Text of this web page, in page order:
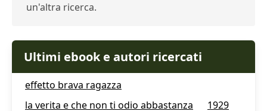
un'altra ricerca.
Ultimi ebook e autori ricercati
effetto brava ragazza
la verita e che non ti odio abbastanza
1929